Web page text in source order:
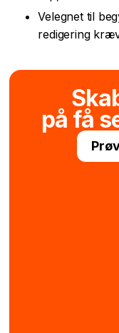
Velegnet til
redigering
på få